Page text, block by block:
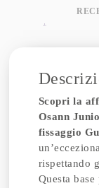
Scopri la
Osann
fissaggio
rispettando
Questa